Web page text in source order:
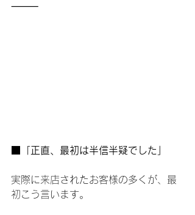
⸻
■「正直、最初は半信半疑でした」
実際に来店されたお客様の多くが、最
初こう言います。